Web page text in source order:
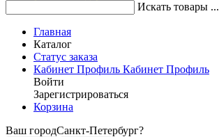
Искать товары ...
Главная
Каталог
Статус заказа
Кабинет Профиль Кабинет Профиль
Войти
Зарегистрироваться
Корзина
Ваш городСанкт-Петербург?